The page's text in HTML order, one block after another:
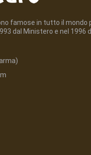
famose in tutto il mondo
dal Ministero e nel 1996